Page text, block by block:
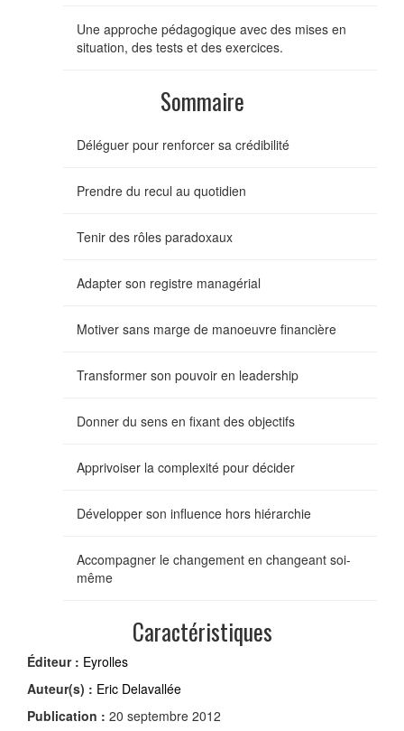
Une approche pédagogique avec des mises en
situation, des tests et des exercices.
Sommaire
Déléguer pour renforcer sa crédibilité
Prendre du recul au quotidien
Tenir des rôles paradoxaux
Adapter son registre managérial
Motiver sans marge de manoeuvre financière
Transformer son pouvoir en leadership
Donner du sens en fixant des objectifs
Apprivoiser la complexité pour décider
Développer son influence hors hiérarchie
Accompagner le changement en changeant soi-
même
Caractéristiques
Éditeur : Eyrolles
Auteur(s) : Eric Delavallée
Publication : 20 septembre 2012